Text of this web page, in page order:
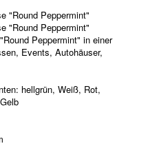
Peppermint" in einer
Events, Autohäuser,
hellgrün, Weiß, Rot,